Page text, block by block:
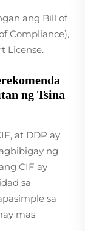
ang Bill of
Compliance),
License.
ng Tsina
at DDP ay
ng
CIF ay
sa
sa
mas